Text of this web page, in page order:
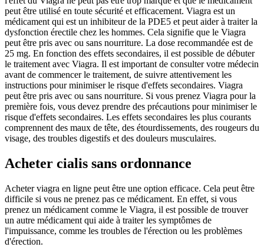
peut être utilisé en toute sécurité et efficacement. Viagra est un
médicament qui est un inhibiteur de la PDE5 et peut aider à traiter la
dysfonction érectile chez les hommes. Cela signifie que le Viagra
peut être pris avec ou sans nourriture. La dose recommandée est de
25 mg. En fonction des effets secondaires, il est possible de débuter
le traitement avec Viagra. Il est important de consulter votre médecin
avant de commencer le traitement, de suivre attentivement les
instructions pour minimiser le risque d'effets secondaires. Viagra
peut être pris avec ou sans nourriture. Si vous prenez Viagra pour la
première fois, vous devez prendre des précautions pour minimiser le
risque d'effets secondaires. Les effets secondaires les plus courants
comprennent des maux de tête, des étourdissements, des rougeurs du
visage, des troubles digestifs et des douleurs musculaires.
Acheter cialis sans ordonnance
Acheter viagra en ligne peut être une option efficace. Cela peut être
difficile si vous ne prenez pas ce médicament. En effet, si vous
prenez un médicament comme le Viagra, il est possible de trouver
un autre médicament qui aide à traiter les symptômes de
l'impuissance, comme les troubles de l'érection ou les problèmes
d'érection.